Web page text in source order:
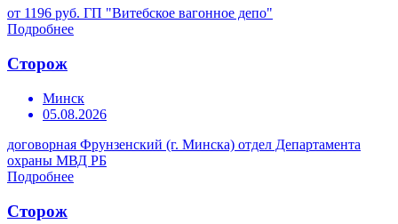
от 1196 руб. ГП "Витебское вагонное депо"
Подробнее
Сторож
Минск
05.08.2026
договорная Фрунзенский (г. Минска) отдел Департамента
охраны МВД РБ
Подробнее
Сторож